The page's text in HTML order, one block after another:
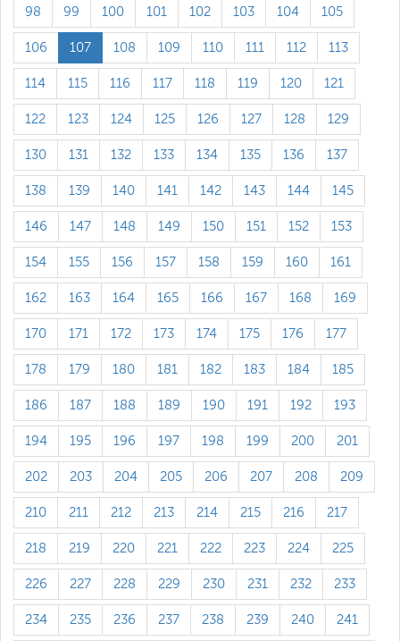
98 99 100 101 102 103 104 105
106 107 108 109 110 111 112 113
114 115 116 117 118 119 120 121
122 123 124 125 126 127 128 129
130 131 132 133 134 135 136 137
138 139 140 141 142 143 144 145
146 147 148 149 150 151 152 153
154 155 156 157 158 159 160 161
162 163 164 165 166 167 168 169
170 171 172 173 174 175 176 177
178 179 180 181 182 183 184 185
186 187 188 189 190 191 192 193
194 195 196 197 198 199 200 201
202 203 204 205 206 207 208 209
210 211 212 213 214 215 216 217
218 219 220 221 222 223 224 225
226 227 228 229 230 231 232 233
234 235 236 237 238 239 240 241